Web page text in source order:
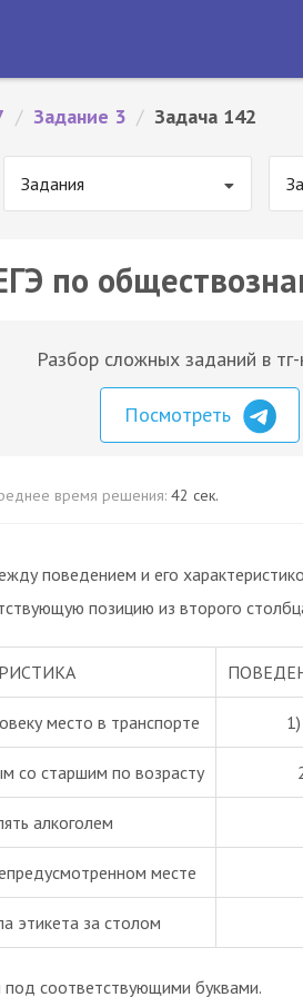
/ Задание 3 / Задача 142
Задания
по
Разбор сложных заданий в тг-
Посмотреть
время решения: 42 сек.
поведением и его
позицию из второго
место в транспорте
со старшим по возрасту
алкоголем
месте
этикета за столом
соответствующими буквами.